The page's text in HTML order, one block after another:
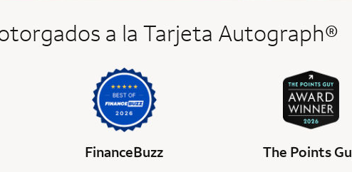
a la Tarjeta Autograph®
FinanceBuzz The Points